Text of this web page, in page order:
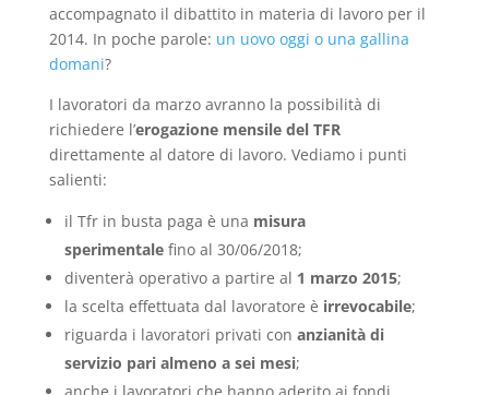
accompagnato il dibattito in materia di lavoro per il
2014. In poche parole: un uovo oggi o una gallina
domani?
I lavoratori da marzo avranno la possibilità di
richiedere l’erogazione mensile del TFR
direttamente al datore di lavoro. Vediamo i punti
salienti:
il Tfr in busta paga è una misura
sperimentalefino al 30/06/2018;
diventerà operativo a partire al 1 marzo 2015;
la scelta effettuata dal lavoratore è irrevocabile;
riguarda i lavoratori privati con anzianità di
servizio pari almeno a sei mesi;